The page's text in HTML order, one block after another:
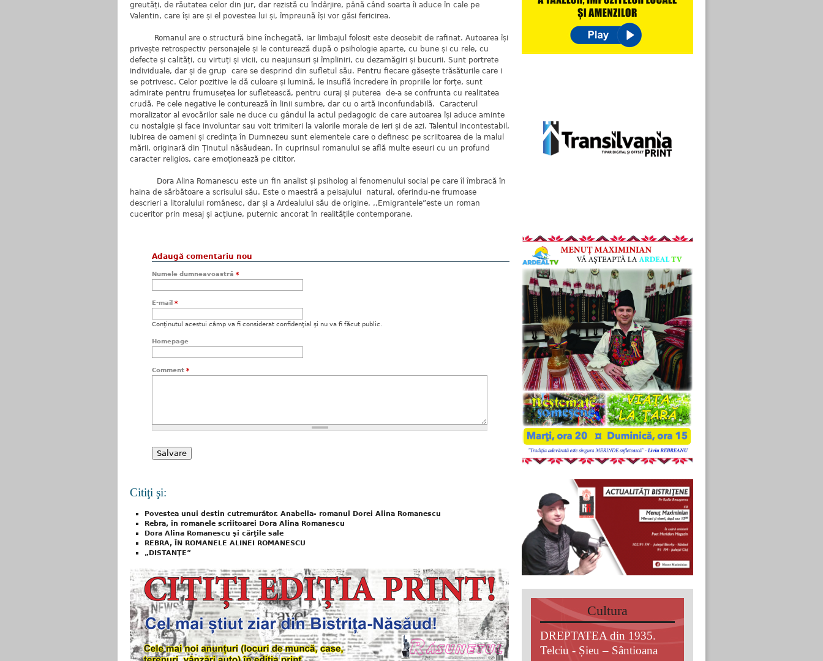
greutăți, de răutatea celor din jur, dar rezistă cu îndârjire, până când soarta îi aduce în cale pe
Valentin, care își are și el povestea lui și, împreună își vor găsi fericirea.
Romanul are o structură bine închegată, iar limbajul folosit este deosebit de rafinat. Autoarea își
privește retrospectiv personajele și le conturează după o psihologie aparte, cu bune și cu rele, cu
defecte și calități, cu virtuți și vicii, cu neajunsuri și împliniri, cu dezamăgiri și bucurii. Sunt portrete
individuale, dar și de grup care se desprind din sufletul său. Pentru fiecare găsește trăsăturile care i
se potrivesc. Celor pozitive le dă culoare și lumină, le insuflă încredere în propriile lor forțe, sunt
admirate pentru frumusețea lor sufletească, pentru curaj și puterea de-a se confrunta cu realitatea
crudă. Pe cele negative le conturează în linii sumbre, dar cu o artă inconfundabilă. Caracterul
moralizator al evocărilor sale ne duce cu gândul la actul pedagogic de care autoarea își aduce aminte
cu nostalgie și face involuntar sau voit trimiteri la valorile morale de ieri și de azi. Talentul incontestabil,
iubirea de oameni și credința în Dumnezeu sunt elementele care o definesc pe scriitoarea de la malul
mării, originară din Ținutul năsăudean. În cuprinsul romanului se află multe eseuri cu un profund
caracter religios, care emoționează pe cititor.
Dora Alina Romanescu este un fin analist și psiholog al fenomenului social pe care îl îmbracă în
haina de sărbătoare a scrisului său. Este o maestră a peisajului natural, oferindu-ne frumoase
descrieri a litoralului românesc, dar și a Ardealului său de origine. ,,Emigrantele”este un roman
cuceritor prin mesaj și acțiune, puternic ancorat în realitățile contemporane.
Adaugă comentariu nou
Numele dumneavoastră *
E-mail *
Conţinutul acestui câmp va fi considerat confidenţial şi nu va fi făcut public.
Homepage
Comment *
Citiţi şi:
Povestea unui destin cutremurător. Anabella- romanul Dorei Alina Romanescu
Rebra, în romanele scriitoarei Dora Alina Romanescu
Dora Alina Romanescu şi cărţile sale
REBRA, ÎN ROMANELE ALINEI ROMANESCU
„DISTANŢE”
Cultura
DREPTATEA din 1935.
Telciu - Șieu – Sântioana